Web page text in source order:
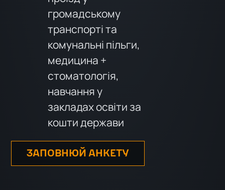
громадському
транспорті та
комунальні пільги,
медицина +
стоматологія,
навчання у
закладах освіти за
кошти держави
ЗАПОВНЮЙ АНКЕТУ